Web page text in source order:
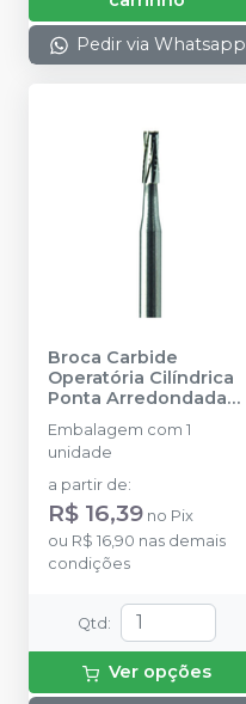
Pedir via Whatsapp
Broca Carbide
Operatória Cilíndrica
Ponta Arredondada
Corte Cruzado - PM
PRIMA DENTAL BY
ANGELUS
Embalagem com 1
unidade
a partir de:
R$ 16,39 no Pix
ou R$ 16,90 nas demais
condições
Qtd :
Ver opções